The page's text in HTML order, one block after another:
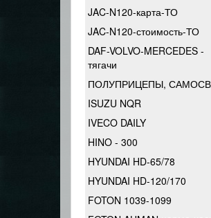
JAC-N120-карта-ТО
JAC-N120-стоимость-ТО
DAF-VOLVO-MERCEDES -
тягачи
ПОЛУПРИЦЕПЫ,
ISUZU NQR
IVECO DAILY
HINO - 300
HYUNDAI HD-65/78
HYUNDAI HD-120/170
FOTON 1039-1099